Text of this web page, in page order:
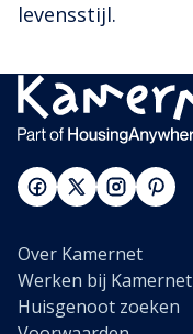
levensstijl.
Over Kamernet
Werken bij Kamernet
Huisgenoot zoeken